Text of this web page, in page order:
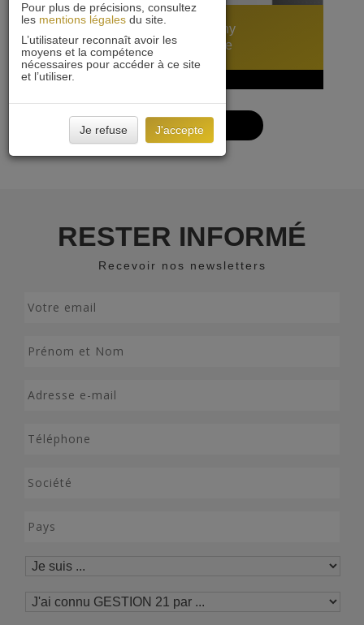
Mercialys : interview d’Anthony
Vandenbilcke sur BFM Bourse
18 mai 2026
VOIR PLUS
RESTER INFORMÉ
Recevoir nos newsletters
Pour plus de précisions, consultez
les mentions légales du site.
L’utilisateur reconnaît avoir les
moyens et la compétence
nécessaires pour accéder à ce site
et l’utiliser.
Je refuse J'accepte